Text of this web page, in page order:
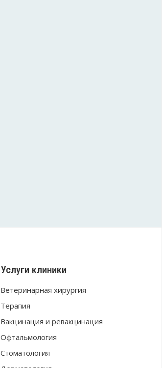
Услуги клиники
Ветеринарная хирургия
Терапия
Вакцинация и ревакцинация
Офтальмология
Стоматология